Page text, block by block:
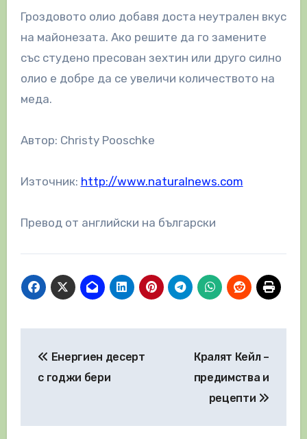
Гроздовото олио добавя доста неутрален вкус
на майонезата. Ако решите да го замените
със студено пресован зехтин или друго силно
олио е добре да се увеличи количеството на
меда.
Автор: Christy Pooschke
Източник: http://www.naturalnews.com
Превод от английски на български
Енергиен десерт
с годжи бери
Кралят Кейл –
предимства и
рецепти